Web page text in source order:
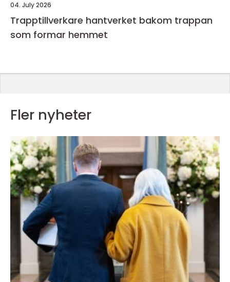
04. July 2026
Trapptillverkare hantverket bakom trappan
som formar hemmet
Fler nyheter